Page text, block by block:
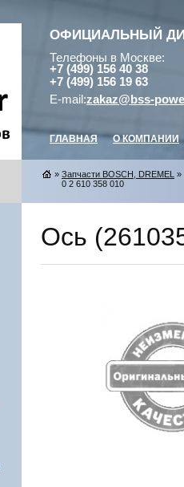
ОФИЦИАЛЬНЫЙ
Телефоны в Москве:
+7 (499) 156 40 38
+7 (499) 156 19 63
E-mail:zakaz@bss-
ГЛАВНАЯ О КОМПАНИИ
» Запчасти BOSCH, DREMEL »
0 2 610 358 010
Ось